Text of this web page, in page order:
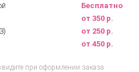
Бесплатно
от 350 р.
от 250 р.
от 450 р.
при оформлении заказа